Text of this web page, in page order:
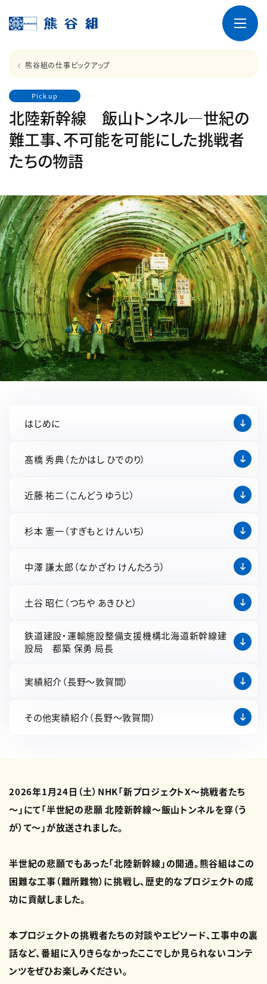
熊谷組の仕事ピックアップ
Pick up
北陸新幹線 飯山トンネル―世紀の
難工事、不可能を可能にした挑戦者
たちの物語
はじめに
髙橋 秀典（たかはし ひでのり）
近藤 祐二（こんどう ゆうじ）
杉本 憲一（すぎもと けんいち）
中澤 謙太郎（なかざわ けんたろう）
土谷 昭仁（つちや あきひと）
鉄道建設・運輸施設整備支援機構北海道新幹線建
設局 都築 保勇 局長
実績紹介（長野～敦賀間）
その他実績紹介（長野～敦賀間）
2026年1月24日（土）NHK「新プロジェクトX～挑戦者たち
～」にて「半世紀の悲願 北陸新幹線～飯山トンネルを穿（う
が）て～」が放送されました。
半世紀の悲願でもあった「北陸新幹線」の開通。熊谷組はこの
困難な工事（難所難物）に挑戦し、歴史的なプロジェクトの成
功に貢献しました。
本プロジェクトの挑戦者たちの対談やエピソード、工事中の裏
話など、番組に入りきらなかったここでしか見られないコンテ
ンツをぜひお楽しみください。